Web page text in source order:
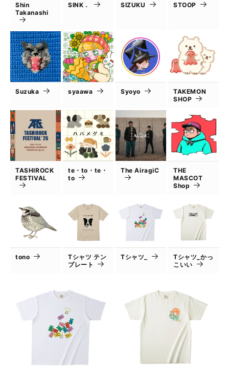
Shin
Takanashi
SINK． SIZUKU STOOP
Suzuka syaawa Syoyo
TAKEMON
SHOP
TASHIROCK
FESTIVAL
te・to・te・
to
The AiragiC
THE
MASCOT
Shop
tono
Tシャツ テン
プレート
Tシャツ_
Tシャツ_かっ
こいい